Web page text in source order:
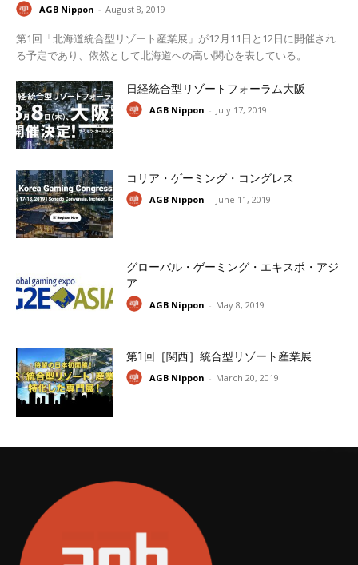
AGB Nippon - August 8, 2019
第1回「北海道統合型リゾート産業展」が12月11日と12日に開催され
る予定であり、依然として北海道への高い関心を表している。
日経統合型リゾートフォーラム大阪
AGB Nippon - July 17, 2019
コリア・ゲーミング・コングレス
AGB Nippon - June 11, 2019
グローバル・ゲーミング・エキスポ・アジ
ア
AGB Nippon - May 8, 2019
第1回［関西］統合型リゾート産業展
AGB Nippon - March 20, 2019